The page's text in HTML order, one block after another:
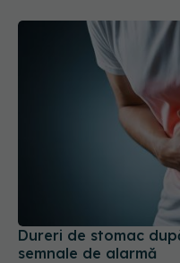
Dureri de stomac
semnale de alarmă